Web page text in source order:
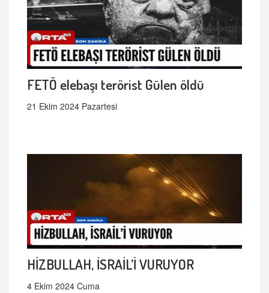
FETÖ elebaşı terörist Gülen öldü
21 Ekim 2024 Pazartesi
HİZBULLAH, İSRAİL’İ VURUYOR
4 Ekim 2024 Cuma